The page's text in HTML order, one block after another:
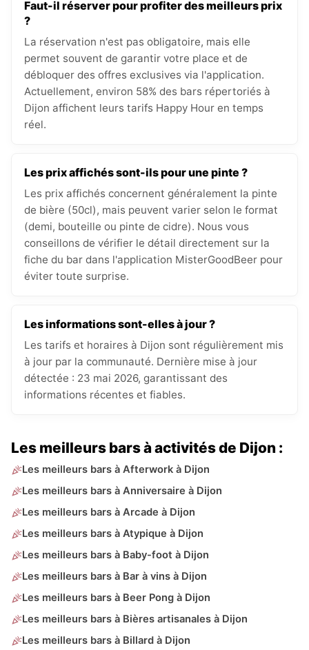
Faut-il réserver pour profiter des meilleurs prix
?
La réservation n'est pas obligatoire, mais elle
permet souvent de garantir votre place et de
débloquer des offres exclusives via l'application.
Actuellement, environ 58% des bars répertoriés à
Dijon affichent leurs tarifs Happy Hour en temps
réel.
Les prix affichés sont-ils pour une pinte ?
Les prix affichés concernent généralement la pinte
de bière (50cl), mais peuvent varier selon le format
(demi, bouteille ou pinte de cidre). Nous vous
conseillons de vérifier le détail directement sur la
fiche du bar dans l'application MisterGoodBeer pour
éviter toute surprise.
Les informations sont-elles à jour ?
Les tarifs et horaires à Dijon sont régulièrement mis
à jour par la communauté. Dernière mise à jour
détectée : 23 mai 2026, garantissant des
informations récentes et fiables.
Les meilleurs bars à activités de Dijon :
Les meilleurs bars à Afterwork à Dijon
Les meilleurs bars à Anniversaire à Dijon
Les meilleurs bars à Arcade à Dijon
Les meilleurs bars à Atypique à Dijon
Les meilleurs bars à Baby-foot à Dijon
Les meilleurs bars à Bar à vins à Dijon
Les meilleurs bars à Beer Pong à Dijon
Les meilleurs bars à Bières artisanales à Dijon
Les meilleurs bars à Billard à Dijon